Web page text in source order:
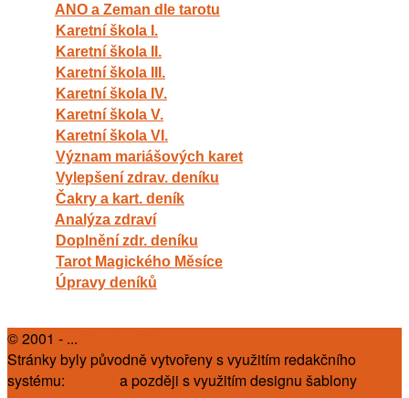
ANO a Zeman dle tarotu
Karetní škola I.
Karetní škola II.
Karetní škola III.
Karetní škola IV.
Karetní škola V.
Karetní škola VI.
Význam mariášových karet
Vylepšení zdrav. deníku
Čakry a kart. deník
Analýza zdraví
Doplnění zdr. deníku
Tarot Magického Měsíce
Úpravy deníků
© 2001 - ...
Stránky byly původně vytvořeny s využitím redakčního
systému:
a později s využitím designu šablony